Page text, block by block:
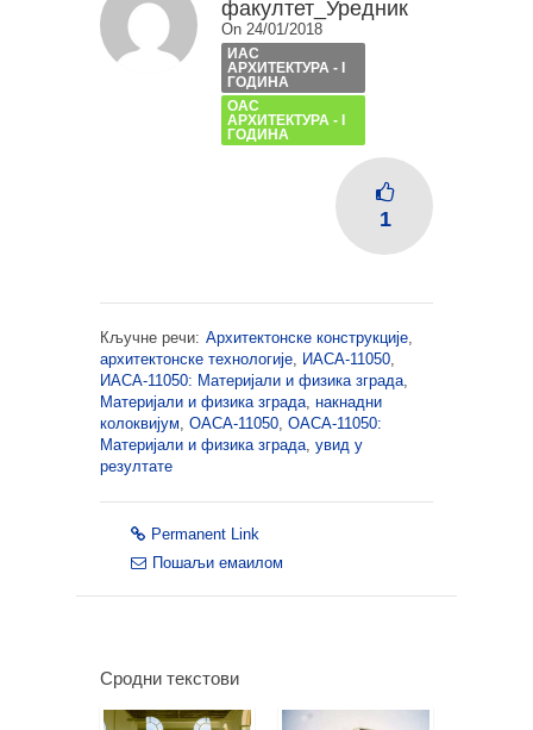
факултет_Уредник
On 24/01/2018
ИАС
АРХИТЕКТУРА - I
ГОДИНА
ОАС
АРХИТЕКТУРА - I
ГОДИНА
1
Кључне речи: Архитектонске конструкције,
архитектонске технологије, ИАСА-11050,
ИАСА-11050: Материјали и физика зграда,
Материјали и физика зграда, накнадни
колоквијум, ОАСА-11050, ОАСА-11050:
Материјали и физика зграда, увид у
резултате
Permanent Link
Пошаљи емаилом
Сродни текстови